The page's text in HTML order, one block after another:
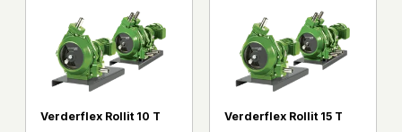
Verderflex Rollit 10 T
Verderflex Rollit 15 T